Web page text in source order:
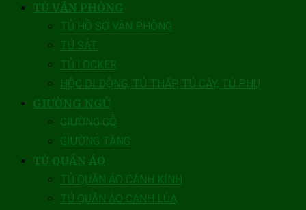
TỦ VĂN PHÒNG
TỦ HỒ SƠ VĂN PHÒNG
TỦ SẮT
TỦ LOCKER
HỘC DI ĐỘNG, TỦ THẤP, TỦ CÂY, TỦ PHỤ
GIƯỜNG NGỦ
GIƯỜNG GỖ
GIƯỜNG TẦNG
TỦ QUẦN ÁO
TỦ QUẦN ÁO CÁNH KÍNH
TỦ QUẦN ÁO CÁNH LÙA